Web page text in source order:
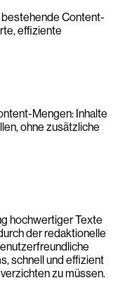
bestehende Content-
effiziente
Mengen: Inhalte
ohne zusätzliche
hochwertiger Texte
der redaktionelle
schnell und effizient
zu müssen.